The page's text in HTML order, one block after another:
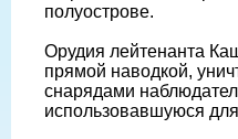
полуострове.
Орудия лейтенанта
прямой наводкой,
снарядами
использовавшуюся